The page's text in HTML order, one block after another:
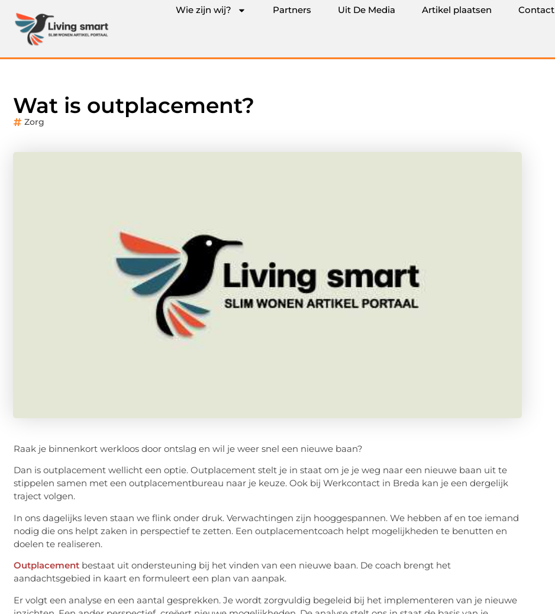
Wie zijn wij? Partners Uit De Media Artikel plaatsen Contact
Wat is outplacement?
Zorg
Raak je binnenkort werkloos door ontslag en wil je weer snel een nieuwe baan?
Dan is outplacement wellicht een optie. Outplacement stelt je in staat om je je weg naar een nieuwe baan uit te
stippelen samen met een outplacementbureau naar je keuze. Ook bij Werkcontact in Breda kan je een dergelijk
traject volgen.
In ons dagelijks leven staan we flink onder druk. Verwachtingen zijn hooggespannen. We hebben af en toe iemand
nodig die ons helpt zaken in perspectief te zetten. Een outplacementcoach helpt mogelijkheden te benutten en
doelen te realiseren.
Outplacement bestaat uit ondersteuning bij het vinden van een nieuwe baan. De coach brengt het
aandachtsgebied in kaart en formuleert een plan van aanpak.
Er volgt een analyse en een aantal gesprekken. Je wordt zorgvuldig begeleid bij het implementeren van je nieuwe